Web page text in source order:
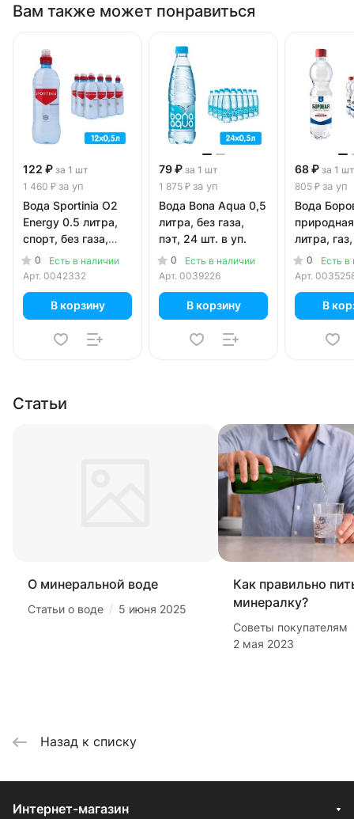
Вам также может понравиться
122 ₽ за 1 шт
1 460 ₽ за уп
Вода Sportinia О2
Energy 0.5 литра,
спорт, без газа,
пэт, 12 шт. в уп.
0
Есть в наличии
Арт. 0042332
В корзину
79 ₽ за 1 шт
1 875 ₽ за уп
Вода Bona Aqua 0,5
литра, без газа,
пэт, 24 шт. в уп.
0
Есть в наличии
Арт. 0039226
В корзину
68 ₽ за 1 шт
805 ₽ за уп
Вода
литра,
шт. в уп.
0
Есть в
Арт.
В
Статьи
О минеральной воде
Статьи о воде / 5 июня 2025
Как правильно
минералку?
Советы покупателям
2 мая 2023
Назад к списку
Интернет-магазин